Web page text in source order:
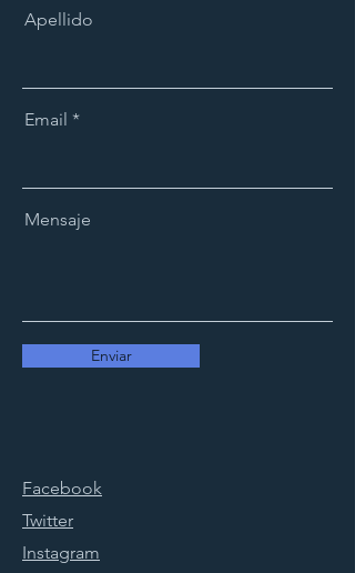
Apellido
Email
Mensaje
Enviar
Facebook
Twitter
Instagram